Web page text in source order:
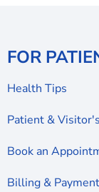
FOR
Health Tips
Patient &
Book an
Billing &